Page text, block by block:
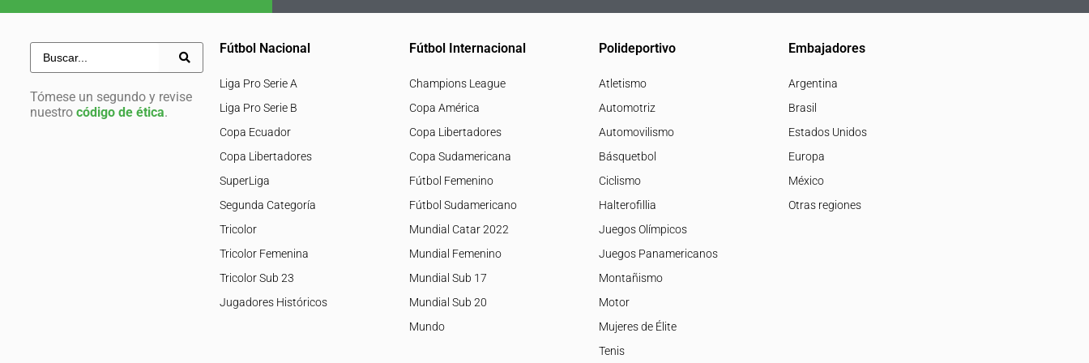
Tómese un segundo y revise
nuestro código de ética.
Fútbol Nacional
Liga Pro Serie A
Liga Pro Serie B
Copa Ecuador
Copa Libertadores
SuperLiga
Segunda Categoría
Tricolor
Tricolor Femenina
Tricolor Sub 23
Jugadores Históricos
Fútbol Internacional
Champions League
Copa América
Copa Libertadores
Copa Sudamericana
Fútbol Femenino
Fútbol Sudamericano
Mundial Catar 2022
Mundial Femenino
Mundial Sub 17
Mundial Sub 20
Mundo
Polideportivo
Atletismo
Automotriz
Automovilismo
Básquetbol
Ciclismo
Halterofillia
Juegos Olímpicos
Juegos Panamericanos
Montañismo
Motor
Mujeres de Élite
Tenis
Embajadores
Argentina
Brasil
Estados Unidos
Europa
México
Otras regiones